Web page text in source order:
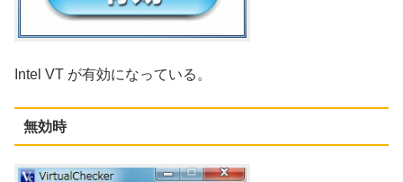
Intel VT が有効になっている。
無効時